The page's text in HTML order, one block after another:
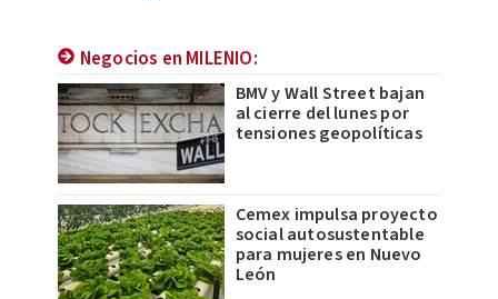
Negocios en MILENIO:
BMV y Wall Street bajan
al cierre del lunes por
tensiones geopolíticas
Cemex impulsa proyecto
social autosustentable
para mujeres en Nuevo
León